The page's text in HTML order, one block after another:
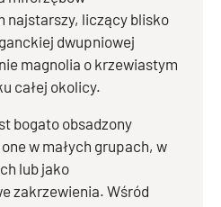
najstarszy, liczący blisko
dwupniowej
magnolia o krzewiastym
całej okolicy.
bogato obsadzony
w małych grupach, w
lub jako
zakrzewienia. Wśród